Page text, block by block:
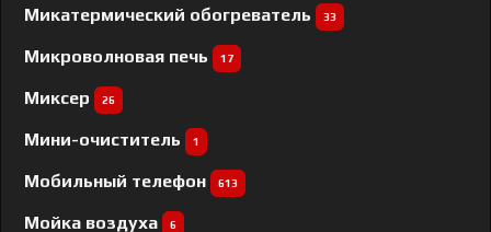
Микатермический обогреватель 33
Микроволновая печь 17
Миксер 26
Мини-очиститель 1
Мобильный телефон 613
Мойка воздуха 6